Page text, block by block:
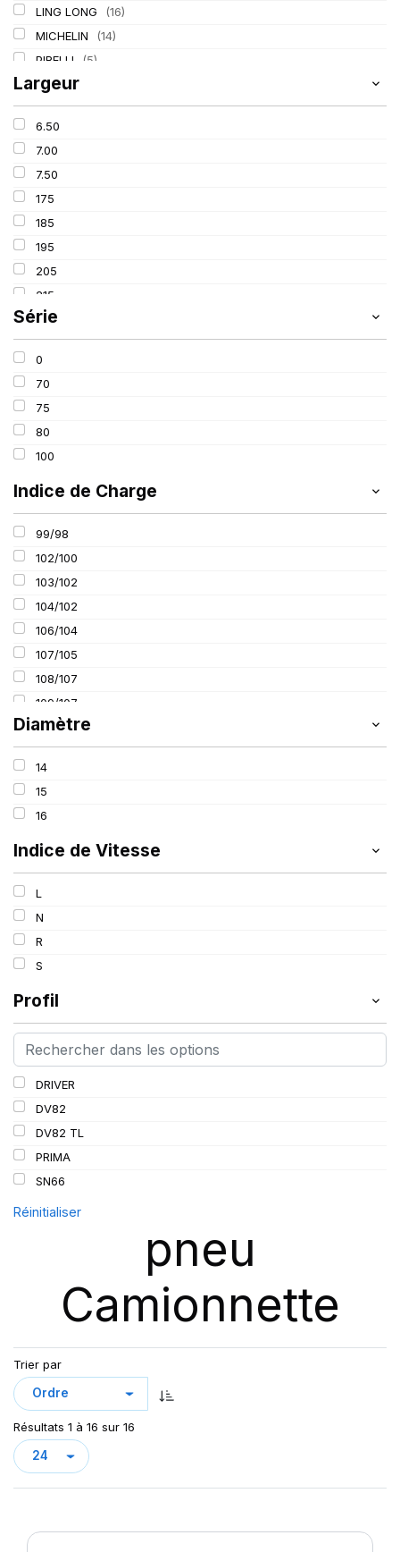
LING LONG
(16)
MICHELIN
(14)
PIRELLI
(5)
TIGAR (2)
Largeur
6.50
7.00
7.50
175
185
195
205
215
225
Série
0
70
75
80
100
Indice de Charge
99/98
102/100
103/102
104/102
106/104
107/105
108/107
109/107
112/110
113/111
117/116
118/116
121/120
Diamètre
14
15
16
Indice de Vitesse
L
N
R
S
Profil
DRIVER
DV82
DV82 TL
PRIMA
SN66
Réinitialiser
pneu
Camionnette
Trier par
Résultats 1 à 16 sur 16